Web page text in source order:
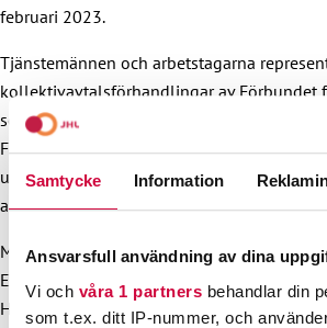
Samtycke Information
Ansvarsfull användning av dina
Vi och våra 1 partners behandlar din
som t.ex. ditt IP-nummer, och
februari 2023.
Tjänstemännen och arbetstagarna
kollektivavtalsförhandlingar av Förbundet
sektorn och välfärdsområdena JHL,
Förhandlingsorganisationen för offentliga
utbildade FOSU. Arbetsgivarparten
arbetsmarknadsverk.
Mer information:
Erika Mattsson, avtalsexpert, 0400 461 411
Harri Turunen, ansvarig avtalsexpert, 050